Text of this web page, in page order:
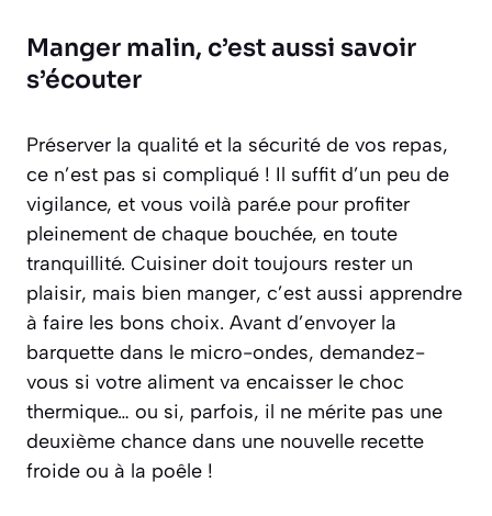
Manger malin, c’est aussi savoir
s’écouter
Préserver la qualité et la sécurité de vos repas,
ce n’est pas si compliqué ! Il suffit d’un peu de
vigilance, et vous voilà paré.e pour profiter
pleinement de chaque bouchée, en toute
tranquillité. Cuisiner doit toujours rester un
plaisir, mais bien manger, c’est aussi apprendre
à faire les bons choix. Avant d’envoyer la
barquette dans le micro-ondes, demandez-
vous si votre aliment va encaisser le choc
thermique… ou si, parfois, il ne mérite pas une
deuxième chance dans une nouvelle recette
froide ou à la poêle !